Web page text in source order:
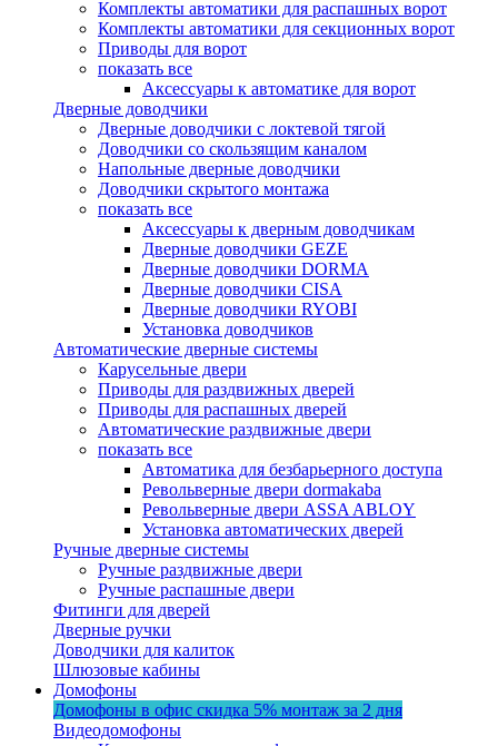
Комплекты автоматики для распашных ворот
Комплекты автоматики для секционных ворот
Приводы для ворот
показать все
Аксессуары к автоматике для ворот
Дверные доводчики
Дверные доводчики с локтевой тягой
Доводчики со скользящим каналом
Напольные дверные доводчики
Доводчики скрытого монтажа
показать все
Аксессуары к дверным доводчикам
Дверные доводчики GEZE
Дверные доводчики DORMA
Дверные доводчики CISA
Дверные доводчики RYOBI
Установка доводчиков
Автоматические дверные системы
Карусельные двери
Приводы для раздвижных дверей
Приводы для распашных дверей
Автоматические раздвижные двери
показать все
Автоматика для безбарьерного доступа
Револьверные двери dormakaba
Револьверные двери ASSA ABLOY
Установка автоматических дверей
Ручные дверные системы
Ручные раздвижные двери
Ручные распашные двери
Фитинги для дверей
Дверные ручки
Доводчики для калиток
Шлюзовые кабины
Домофоны
Домофоны в офис скидка 5% монтаж за 2 дня
Видеодомофоны